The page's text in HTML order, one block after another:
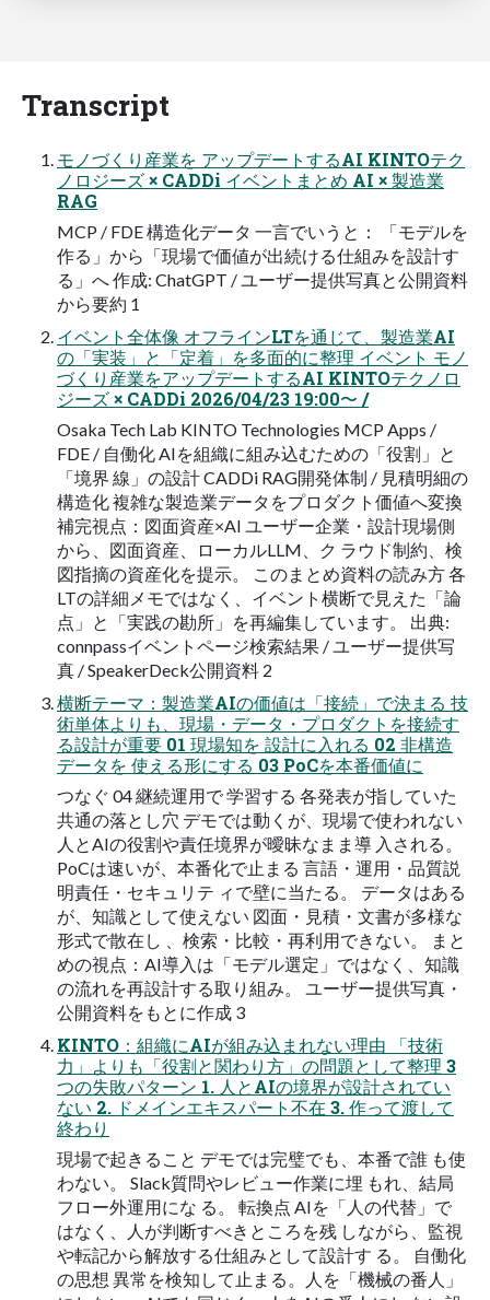
Transcript
モノづくり産業を アップデートするAI KINTOテク
ノロジーズ × CADDi イベントまとめ AI × 製造業
RAG
MCP / FDE 構造化データ 一言でいうと： 「モデルを
作る」から「現場で価値が出続ける仕組みを設計す
る」へ 作成: ChatGPT / ユーザー提供写真と公開資料
から要約 1
イベント全体像 オフラインLTを通じて、製造業AI
の「実装」と「定着」を多面的に整理 イベント モノ
づくり産業をアップデートするAI KINTOテクノロ
ジーズ × CADDi 2026/04/23 19:00〜 /
Osaka Tech Lab KINTO Technologies MCP Apps /
FDE / 自働化 AIを組織に組み込むための「役割」と
「境界 線」の設計 CADDi RAG開発体制 / 見積明細の
構造化 複雑な製造業データをプロダクト価値へ変換
補完視点：図面資産×AI ユーザー企業・設計現場側
から、図面資産、ローカルLLM、ク ラウド制約、検
図指摘の資産化を提示。 このまとめ資料の読み方 各
LTの詳細メモではなく、イベント横断で見えた「論
点」と「実践の勘所」を再編集しています。 出典:
connpassイベントページ検索結果 / ユーザー提供写
真 / SpeakerDeck公開資料 2
横断テーマ：製造業AIの価値は「接続」で決まる 技
術単体よりも、現場・データ・プロダクトを接続す
る設計が重要 01 現場知を 設計に入れる 02 非構造
データを 使える形にする 03 PoCを本番価値に
つなぐ 04 継続運用で 学習する 各発表が指していた
共通の落とし穴 デモでは動くが、現場で使われない
人とAIの役割や責任境界が曖昧なまま導 入される。
PoCは速いが、本番化で止まる 言語・運用・品質説
明責任・セキュリテ ィで壁に当たる。 データはある
が、知識として使えない 図面・見積・文書が多様な
形式で散在し 、検索・比較・再利用できない。 まと
めの視点：AI導入は「モデル選定」ではなく、知識
の流れを再設計する取り組み。 ユーザー提供写真・
公開資料をもとに作成 3
KINTO：組織にAIが組み込まれない理由 「技術
力」よりも「役割と関わり方」の問題として整理 3
つの失敗パターン 1. 人とAIの境界が設計されてい
ない 2. ドメインエキスパート不在 3. 作って渡して
終わり
現場で起きること デモでは完璧でも、本番で誰 も使
わない。 Slack質問やレビュー作業に埋 もれ、結局
フロー外運用にな る。 転換点 AIを「人の代替」で
はなく、人が判断すべきところを残 しながら、監視
や転記から解放する仕組みとして設計す る。 自働化
の思想 異常を検知して止まる。人を「機械の番人」